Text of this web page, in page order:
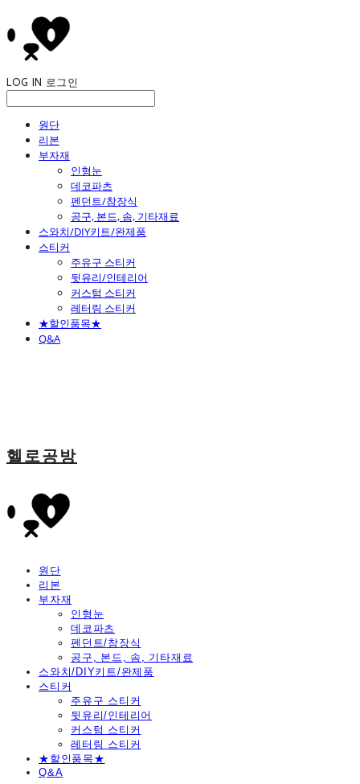
LOG IN 로그인
원단
리본
부자재
인형눈
데코파츠
펜던트/참장식
공구, 본드, 솜, 기타재료
스와치/DIY키트/완제품
스티커
주유구 스티커
뒷유리/인테리어
커스텀 스티커
레터링 스티커
★할인품목★
Q&A
헬로공방
원단
리본
부자재
인형눈
데코파츠
펜던트/참장식
공구, 본드, 솜, 기타재료
스와치/DIY키트/완제품
스티커
주유구 스티커
뒷유리/인테리어
커스텀 스티커
레터링 스티커
★할인품목★
Q&A